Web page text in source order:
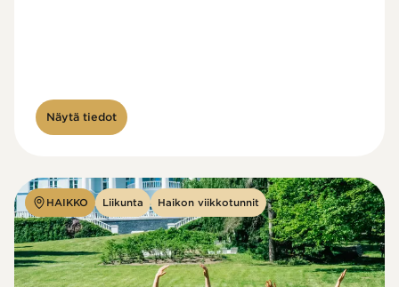
Näytä tiedot
HAIKKO Liikunta Haikon viikkotunnit